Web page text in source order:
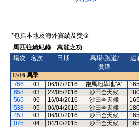
*包括本地及海外賽績及獎金
馬匹往績紀錄 - 萬能之功
場次
名次 日期
馬場/跑道/
賽道
途
15/16 馬季
766
03 06/07/2016 跑馬地草地"A"
658
03 22/05/2016 沙田全天候
565
06 16/04/2016 沙田全天候
538
05 06/04/2016 沙田全天候
453
03 06/03/2016 沙田全天候
075
04 04/10/2015 沙田全天候